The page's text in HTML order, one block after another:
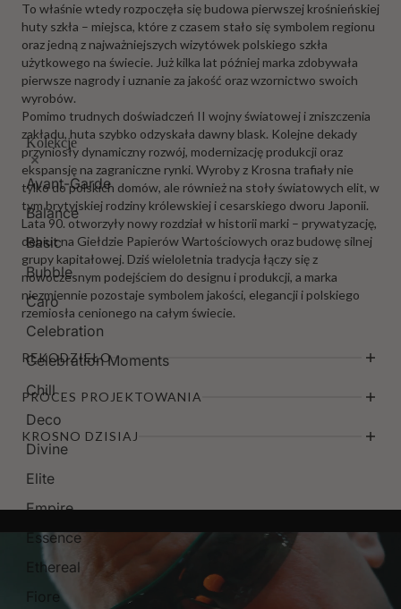
Kolekcje
Avant-Garde
Balance
Basic
Bubble
Caro
Celebration
Celebration Moments
Chill
Deco
Divine
Elite
Empire
Essence
Ethereal
Fiore
To właśnie wtedy rozpoczęła się budowa pierwszej krośnieńskiej
huty szkła – miejsca, które z czasem stało się symbolem regionu
oraz jedną z najważniejszych wizytówek polskiego szkła
użytkowego na świecie. Już kilka lat później marka zdobywała
pierwsze nagrody i uznanie za jakość oraz wzornictwo swoich
wyrobów.
Pomimo trudnych doświadczeń II wojny światowej i zniszczenia
zakładu, huta szybko odzyskała dawny blask. Kolejne dekady
przyniosły dynamiczny rozwój, modernizację produkcji oraz
ekspansję na zagraniczne rynki. Wyroby z Krosna trafiały nie
tylko do polskich domów, ale również na stoły światowych elit, w
tym brytyjskiej rodziny królewskiej i cesarskiego dworu Japonii.
Lata 90. otworzyły nowy rozdział w historii marki – prywatyzację,
debiut na Giełdzie Papierów Wartościowych oraz budowę silnej
grupy kapitałowej. Dziś wieloletnia tradycja łączy się z
nowoczesnym podejściem do designu i produkcji, a marka
niezmiennie pozostaje symbolem jakości, elegancji i polskiego
rzemiosła cenionego na całym świecie.
RĘKODZIEŁO
PROCES PROJEKTOWANIA
KROSNO DZISIAJ